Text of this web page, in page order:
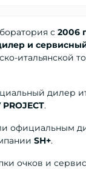
с 2006
и
итальянской
дилер
PROJECT.
официальным
SH+.
очков и